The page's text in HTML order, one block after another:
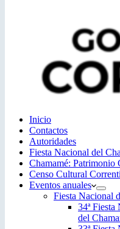
Inicio
Contactos
Autoridades
Fiesta Nacional del
Chamamé: Patrimonio
Censo Cultural
Eventos anuales
Fiesta Nacional
34ª Fiesta
del